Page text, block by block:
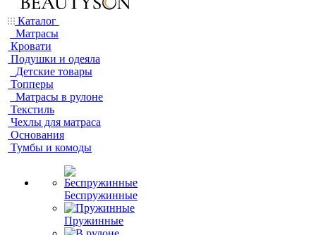
Каталог
Матрасы
Кровати
Подушки и одеяла
Детские товары
Топперы
Матрасы в рулоне
Текстиль
Чехлы для матраса
Основания
Тумбы и комоды
Беспружинные
Пружинные